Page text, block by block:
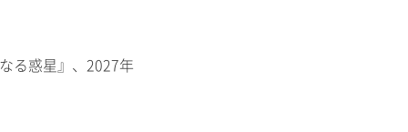
る惑星』、2027年